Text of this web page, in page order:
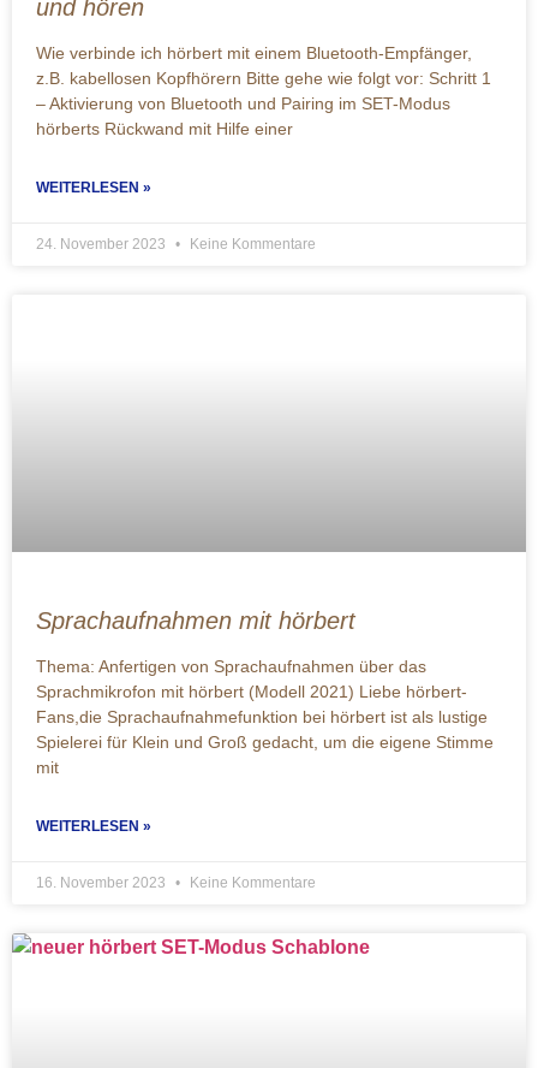
und hören
Wie verbinde ich hörbert mit einem Bluetooth-Empfänger,
z.B. kabellosen Kopfhörern Bitte gehe wie folgt vor: Schritt 1
– Aktivierung von Bluetooth und Pairing im SET-Modus
hörberts Rückwand mit Hilfe einer
WEITERLESEN »
24. November 2023 Keine Kommentare
Sprachaufnahmen mit hörbert
Thema: Anfertigen von Sprachaufnahmen über das
Sprachmikrofon mit hörbert (Modell 2021) Liebe hörbert-
Fans,die Sprachaufnahmefunktion bei hörbert ist als lustige
Spielerei für Klein und Groß gedacht, um die eigene Stimme
mit
WEITERLESEN »
16. November 2023 Keine Kommentare